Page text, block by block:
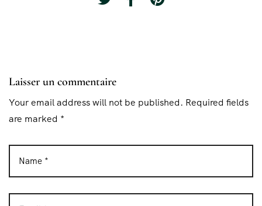
Laisser un commentaire
Your email address will not be published. Required fields
are marked *